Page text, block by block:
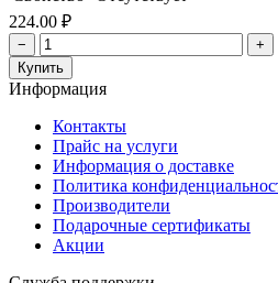
224.00 ₽
−
+
Купить
Информация
Контакты
Прайс на услуги
Информация о доставке
Политика
Производители
Подарочные сертификаты
Акции